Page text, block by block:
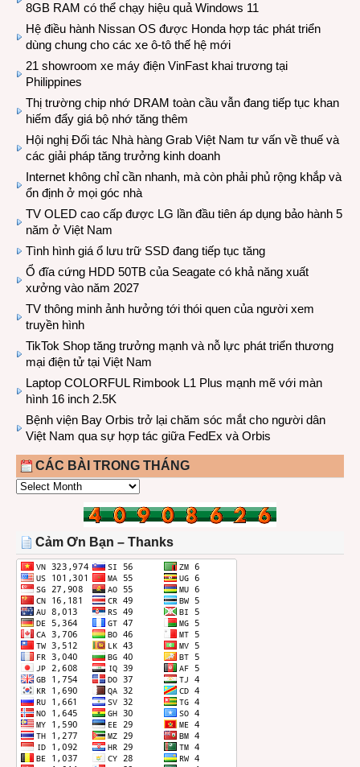
8GB RAM có thể chạy hiệu quả Windows 11
Hệ điều hành Nissan OS được Honda hợp tác phát triển
dùng chung cho các xe ô-tô thế hệ mới
21 showroom xe máy điện VinFast khai trương tại
Philippines
Thị trường chip nhớ DRAM toàn cầu vẫn đang tiếp tục khan
hiếm đẩy giá bộ nhớ tăng thêm
Hội nghị Đối tác Nhà hàng Grab Việt Nam tư vấn về thuế và
các giải pháp tăng trưởng kinh doanh
Internet không chỉ cần nhanh, mà còn phải phủ rộng khắp và
ổn định ở mọi góc nhà
TV OLED cao cấp được LG lần đầu tiên áp dụng bảo hành 5
năm ở Việt Nam
Tình hình giá ổ lưu trữ SSD đang tiếp tục tăng
Ổ đĩa cứng HDD 50TB của Seagate có khả năng xuất
xưởng vào năm 2027
TV thông minh ảnh hưởng tới thói quen của người xem
truyền hình
TikTok Shop tăng trưởng mạnh và nỗ lực phát triển thương
mại điện tử tại Việt Nam
Laptop COLORFUL Rimbook L1 Plus mạnh mẽ với màn
hình 16 inch 2.5K
Bệnh viện Bay Orbis trở lại chăm sóc mắt cho người dân
Việt Nam qua sự hợp tác giữa FedEx và Orbis
CÁC BÀI TRONG THÁNG
CÁC
THÁNG
Cảm Ơn Bạn – Thanks